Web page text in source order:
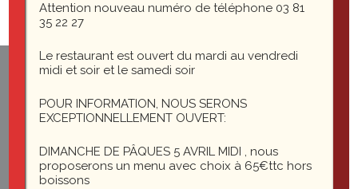
1 rue du général Leclerc
25200 Montbéliard
le-saint-martin@orange.fr
Attention nouveau numéro de téléphone 03 81
35 22 27
Le restaurant est ouvert du mardi au vendredi
midi et soir et le samedi soir
POUR INFORMATION, NOUS SERONS
EXCEPTIONNELLEMENT OUVERT:
DIMANCHE DE PÂQUES 5 AVRIL MIDI , nous
proposerons un menu avec choix à 65€ttc hors
boissons